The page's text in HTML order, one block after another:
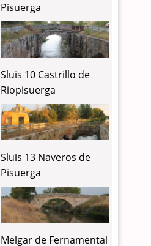
Pisuerga
Sluis 10 Castrillo de
Riopisuerga
Sluis 13 Naveros de
Pisuerga
Melgar de Fernamental